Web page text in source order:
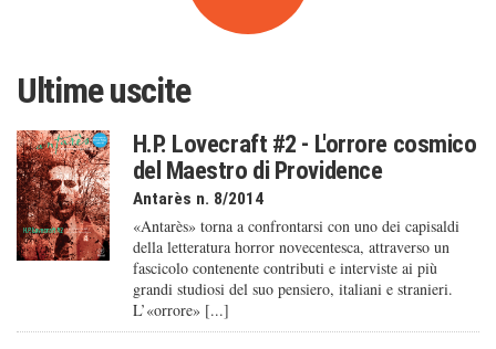
Ultime uscite
H.P. Lovecraft #2 - L'orrore cosmico
del Maestro di Providence
Antarès n. 8/2014
«Antarès» torna a confrontarsi con uno dei capisaldi
della letteratura horror novecentesca, attraverso un
fascicolo contenente contributi e interviste ai più
grandi studiosi del suo pensiero, italiani e stranieri.
L’«orrore» [...]